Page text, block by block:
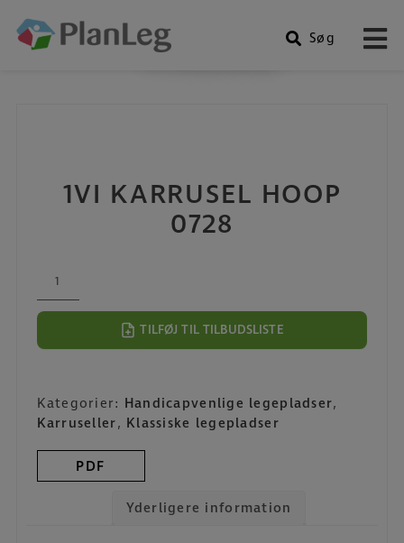
Søg
Produkter
1VI KARRUSEL HOOP
0728
Hoop
antal
TILFØJ TIL TILBUDSLISTE
Kategorier: Handicapvenlige legepladser,
Karruseller, Klassiske legepladser
PDF
Yderligere information